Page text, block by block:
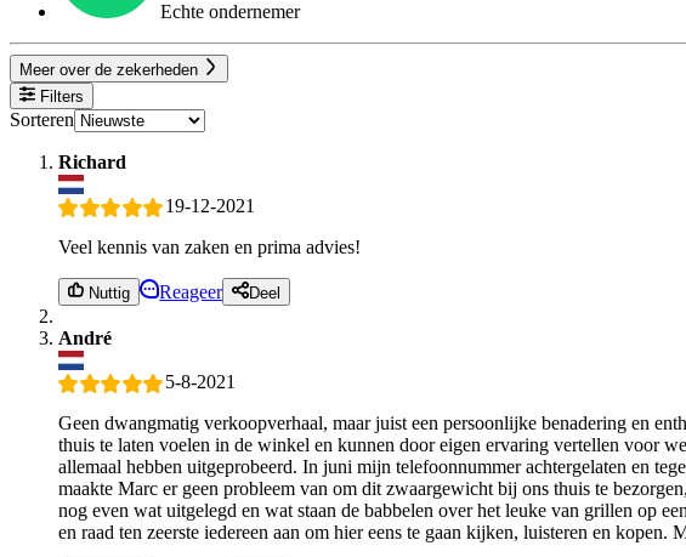
Echte ondernemer
Meer over de zekerheden
Filters
Sorteren
Richard
19-12-2021
Veel kennis van zaken en prima advies!
Nuttig Reageer Deel
André
5-8-2021
Geen dwangmatig verkoopverhaal, maar juist een persoonlijke benadering en
thuis te laten voelen in de winkel en kunnen door eigen ervaring vertellen voor
allemaal hebben uitgeprobeerd. In juni mijn telefoonnummer achtergelaten en
maakte Marc er geen probleem van om dit zwaargewicht bij ons thuis te
nog even wat uitgelegd en wat staan de babbelen over het leuke van grillen op
en raad ten zeerste iedereen aan om hier eens te gaan kijken, luisteren en